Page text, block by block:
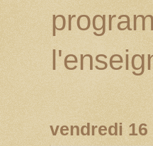
vendredi